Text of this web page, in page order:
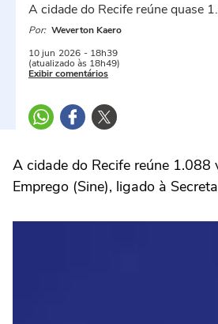
A cidade do Recife reúne quase
Por: Weverton Kaero
10 jun 2026 - 18h39
(atualizado às 18h49)
Exibir comentários
A cidade do Recife reúne
Emprego (Sine), ligado à